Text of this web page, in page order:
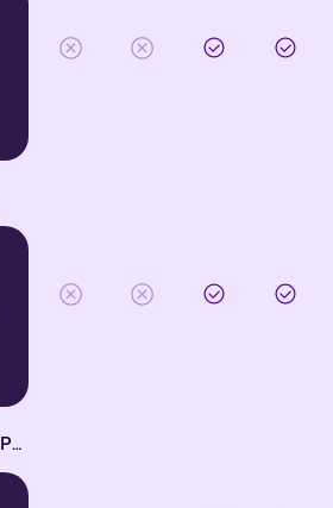
Alerta de Baja de Precio